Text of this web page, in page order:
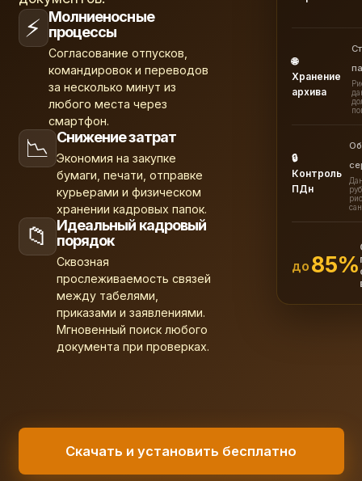
⚡ Молниеносные
процессы
Согласование отпусков,
командировок и переводов
за несколько минут из
любого места через
смартфон.
📉 Снижение затрат
Экономия на закупке
бумаги, печати, отправке
курьерами и физическом
хранении кадровых папок.
📁
Идеальный кадровый
порядок
Сквозная
прослеживаемость связей
между табелями,
приказами и заявлениями.
Мгновенный поиск любого
документа при проверках.
🌐
Хранение
архива
🔒
Контроль
ПДн
до 85%
Скачать и установить бесплатно